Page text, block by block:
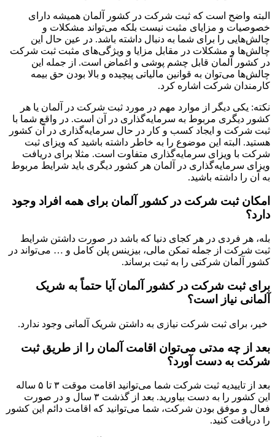
البته واضح است که ثبت شرکت در کشور آلمان همیشه دارای
خصوصیات و مزایای مثبت نیست بلکه می‌تواند مشکلات و
چالش‌هایی را برای شما به دنبال داشته باشد. در عین حال این
چالش‌ها و مشکلات در مقابل مزایا و ویژگی‌های مثبت ثبت شرکت
در کشور آلمان قابل چشم پوشی و اغماض است. از جمله این
چالش‌ها می‌توان به قوانین مالیاتی پیچیده و بالا بودن حق بیمه
کارمندان شرکت اشاره کرد.
نکته: یکی دیگر از موارد مهم در مورد ثبت شرکت در آلمان یا هر
کشور دیگری مربوط به سرمایه‌گذاری در آن است. در واقع شما با
ثبت شرکت و ایجاد کسب و کار در حال سرمایه‌گذاری در آن کشور
هستید. البته این موضوع را به خاطر داشته باشید که ویزای ثبت
شرکت با ویزای سرمایه‌گذاری متفاوت است. مثلا برای دریافت
ویزای سرمایه‌گذاری در آلمان هر کشور دیگری باید شرایط مربوط
به آن را داشته باشید.
امکان ثبت شرکت در کشور آلمان برای همه افراد وجود
دارد؟
بله، هر فردی در هر کجای دنیا که باشد در صورت داشتن شرایط
ثبت شرکت از جمله تمکن مالی، بیزینس پلن کامل و … می‌تواند در
کشور آلمان شرکتی را به ثبت برساند.
برای ثبت شرکت در کشور آلمان آیا حتماً به شریک
آلمانی نیاز است؟
خیر، برای ثبت شرکت نیازی به داشتن شریک آلمانی وجود ندارد.
بعد از چه مدتی می‌توان اقامت آلمان را از طریق ثبت
شرکت به دست آورد؟
بعد از تاییدیه ثبت شرکت شما می‌توانید اقامت موقت ۳ تا ۵ ساله
این کشور را به دست بیاورید. بعد از گذشت ۳ سال و در صورت
فعال و موفق بودن شرکت، شما می‌توانید که اقامت دائم این کشور
را دریافت کنید.